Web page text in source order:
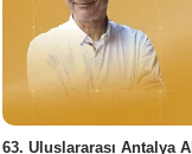
63. Uluslararası Antalya